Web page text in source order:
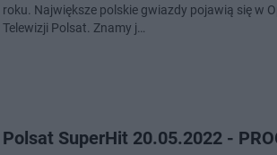
roku. Największe polskie gwiazdy pojawią się w
Telewizji Polsat. Znamy j…
Polsat SuperHit 20.05.2022 -